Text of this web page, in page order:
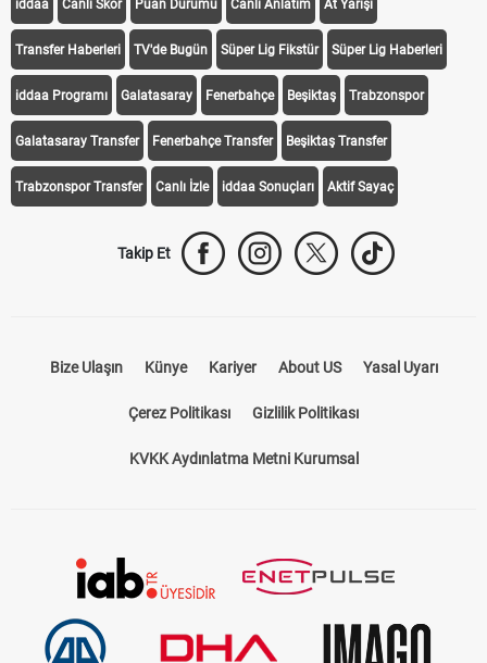
KEŞFET
iddaa Canlı Skor Puan Durumu Canlı Anlatım At Yarışı
Transfer Haberleri TV'de Bugün Süper Lig Fikstür Süper Lig Haberleri
iddaa Programı Galatasaray Fenerbahçe Beşiktaş Trabzonspor
Galatasaray Transfer Fenerbahçe Transfer Beşiktaş Transfer
Canlı İzle iddaa Sonuçları Aktif Sayaç
Künye Kariyer About US
Çerez Politikası Gizlilik Politikası